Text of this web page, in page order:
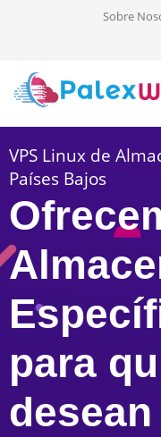
Sobre
VPS Linux de
Países Bajos
para